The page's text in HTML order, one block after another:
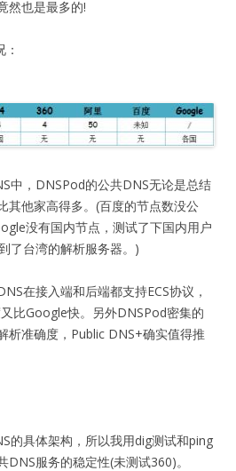
然也是最多的!
中，DNSPod的公共DNS无论是总结
其他家高得多。(百度的节点数没公
没有国内节点，测试了下国内用户
了台湾的解析服务器。)
在接入端和后端都支持ECS协议，
比Google快。另外DNSPod密集的
析准确度，Public DNS+确实值得推
的具体架构，所以我用dig测试和ping
服务的稳定性(未测试360)。